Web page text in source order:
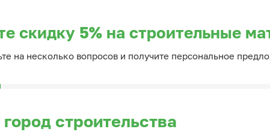
скидку 5% на строительные
на несколько вопросов и получите персональное
строительства